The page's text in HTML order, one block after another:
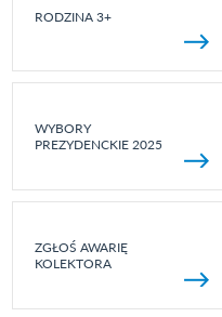
RODZINA 3+
WYBORY
PREZYDENCKIE 2025
ZGŁOŚ AWARIĘ
KOLEKTORA